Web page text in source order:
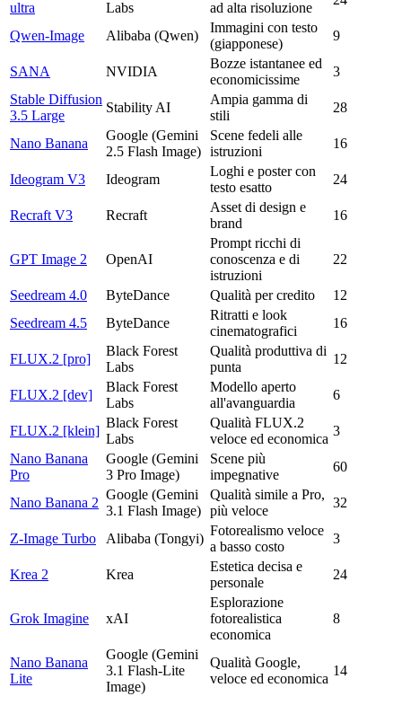
ultra Labs ad alta risoluzione
Qwen-Image Alibaba (Qwen)
Immagini con testo
(giapponese)
9
SANA NVIDIA
Bozze istantanee ed
economicissime
3
Stable Diffusion
3.5 Large
Stability AI
Ampia gamma di
stili
28
Nano Banana
Google (Gemini
2.5 Flash Image)
Scene fedeli alle
istruzioni
16
Ideogram V3 Ideogram
Loghi e poster con
testo esatto
24
Recraft V3 Recraft
Asset di design e
brand
16
GPT Image 2 OpenAI
Prompt ricchi di
conoscenza e di
istruzioni
22
Seedream 4.0 ByteDance Qualità per credito
12
Seedream 4.5
ByteDance
Ritratti e look
cinematografici
16
FLUX.2 [pro]
Black Forest
Labs
Qualità produttiva di
punta
12
FLUX.2 [dev]
Black Forest
Labs
Modello aperto
all'avanguardia
6
FLUX.2 [klein]
Black Forest
Labs
Qualità FLUX.2
veloce ed economica
3
Nano Banana
Pro
Google (Gemini
3 Pro Image)
Scene più
impegnative
60
Nano Banana 2
Google (Gemini
3.1 Flash Image)
Qualità simile a Pro,
più veloce
32
Z-Image Turbo Alibaba (Tongyi)
Fotorealismo veloce
a basso costo
3
Krea 2 Krea
Estetica decisa e
personale
24
Grok Imagine xAI
Esplorazione
fotorealistica
economica
8
Nano Banana
Lite
Google (Gemini
3.1 Flash-Lite
Image)
Qualità Google,
veloce ed economica
14